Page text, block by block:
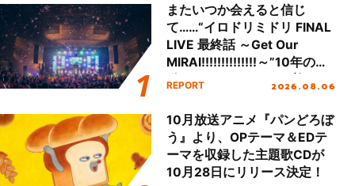
またいつか会えると信じ
て……“イロドリミドリ FINAL
LIVE 最終話 ～Get Our
MIRAI!!!!!!!!!!!!!!～”10年の活
動を経てファイナルを迎える
REPORT 2026.08.06
10月放送アニメ『パンどろぼ
う』より、OPテーマ＆EDテ
ーマを収録した主題歌CDが
10月28日にリリース決定！